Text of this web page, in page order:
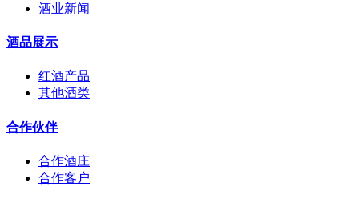
酒业新闻
酒品展示
红酒产品
其他酒类
合作伙伴
合作酒庄
合作客户